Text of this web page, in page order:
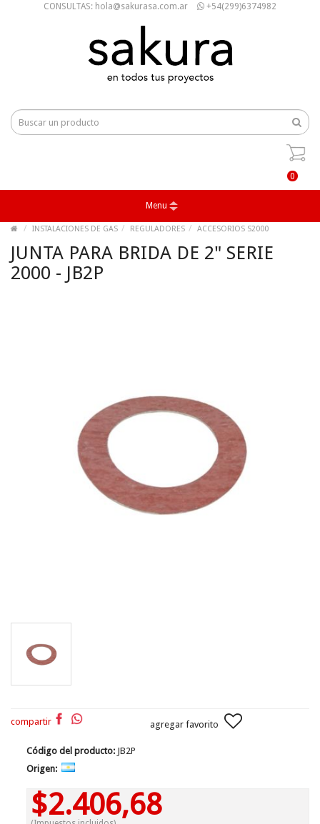
CONSULTAS: hola@sakurasa.com.ar +54(299)6374982
0
Menu
INSTALACIONES DE GAS REGULADORES ACCESORIOS S2000
JUNTA PARA BRIDA DE 2" SERIE
2000 - JB2P
compartir agregar favorito
Código del producto: JB2P
Origen:
$2.406,68